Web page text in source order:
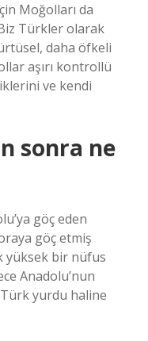
Moğolları da
Biz Türkler olarak
daha öfkeli
aşırı kontrollü
ve kendi
sonra ne
göç eden
göç etmiş
yüksek bir nüfus
Anadolu’nun
yurdu haline